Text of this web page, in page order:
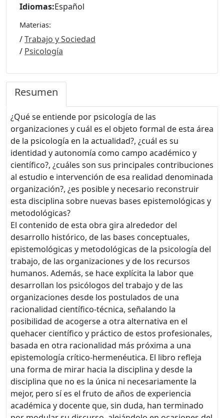
Idiomas:Español
Materias:
/Trabajo y Sociedad
/ Psicología
Resumen
¿Qué se entiende por psicología de las
organizaciones y cuál es el objeto formal de esta área
de la psicología en la actualidad?, ¿cuál es su
identidad y autonomía como campo académico y
científico?, ¿cuáles son sus principales contribuciones
al estudio e intervención de esa realidad denominada
organización?, ¿es posible y necesario reconstruir
esta disciplina sobre nuevas bases epistemológicas y
metodológicas?
El contenido de esta obra gira alrededor del
desarrollo histórico, de las bases conceptuales,
epistemológicas y metodológicas de la psicología del
trabajo, de las organizaciones y de los recursos
humanos. Además, se hace explícita la labor que
desarrollan los psicólogos del trabajo y de las
organizaciones desde los postulados de una
racionalidad científico-técnica, señalando la
posibilidad de acogerse a otra alternativa en el
quehacer científico y práctico de estos profesionales,
basada en otra racionalidad más próxima a una
epistemología crítico-hermenéutica. El libro refleja
una forma de mirar hacia la disciplina y desde la
disciplina que no es la única ni necesariamente la
mejor, pero sí es el fruto de años de experiencia
académica y docente que, sin duda, han terminado